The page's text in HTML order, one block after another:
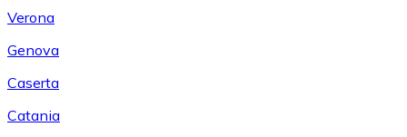
Verona
Genova
Caserta
Catania